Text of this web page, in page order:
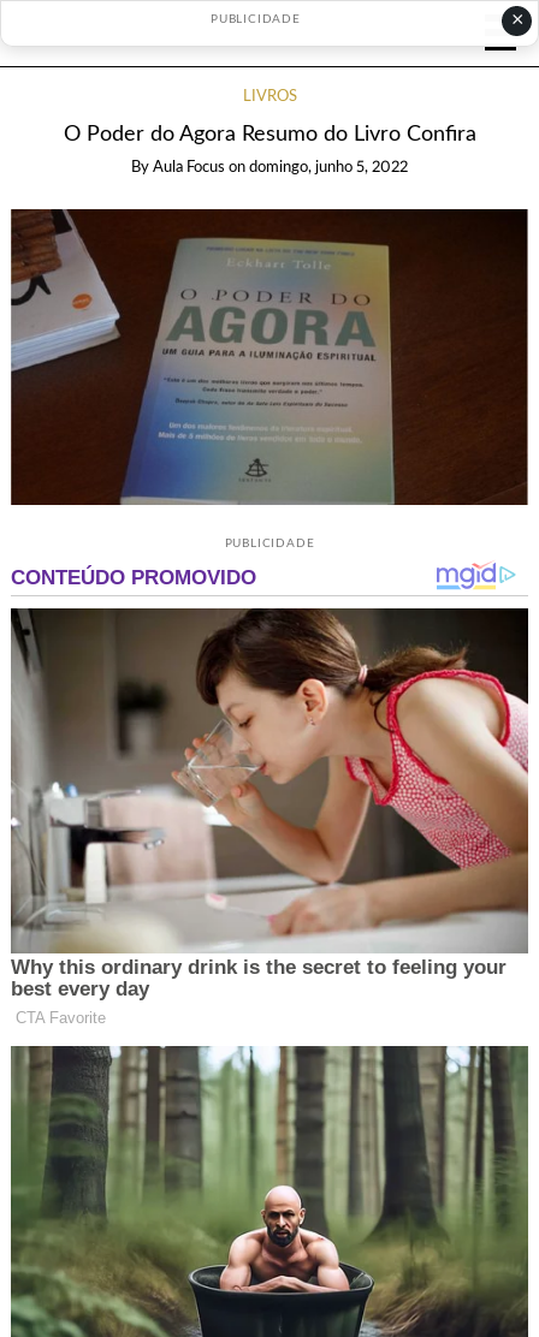
LIVROS
O Poder do Agora Resumo do Livro Confira
By Aula Focus on domingo, junho 5, 2022
PUBLICIDADE
×
PUBLICIDADE